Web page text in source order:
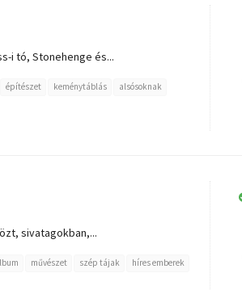
i tó, Stonehenge és...
építészet keménytáblás
alsósoknak
sivatagokban,...
művészet szép tájak
híres emberek